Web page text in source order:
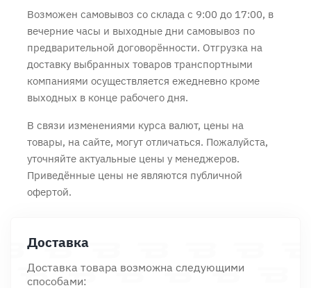
Возможен самовывоз со склада с 9:00 до 17:00, в
вечерние часы и выходные дни самовывоз по
предварительной договорённости. Отгрузка на
доставку выбранных товаров транспортными
компаниями осуществляется ежедневно кроме
выходных в конце рабочего дня.
В связи изменениями курса валют, цены на
товары, на сайте, могут отличаться. Пожалуйста,
уточняйте актуальные цены у менеджеров.
Приведённые цены не являются публичной
офертой.
Доставка
Доставка товара возможна следующими
способами: